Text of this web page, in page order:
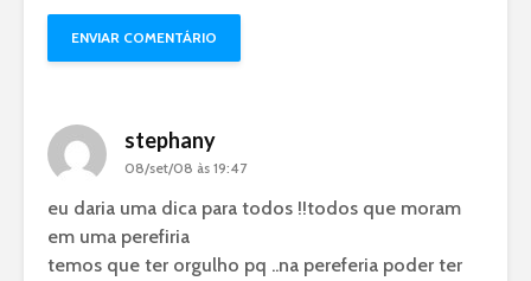
stephany
08/set/08 às 19:47
eu daria uma dica para todos !!todos que moram
em uma perefiria
temos que ter orgulho pq ..na pereferia poder ter